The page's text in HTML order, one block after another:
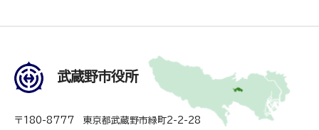
武蔵野市役所
〒180-8777 東京都武蔵野市緑町2-2-28